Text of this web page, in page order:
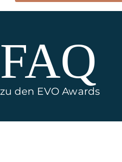
FAQ
zu den EVO Awards